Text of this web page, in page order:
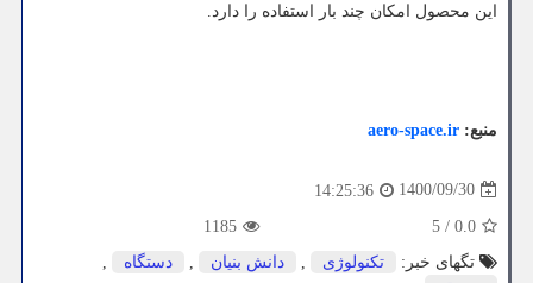
این محصول امکان چند بار استفاده را دارد.
منبع: aero-space.ir
1400/09/30
14:25:36
0.0
/
5
1185
تگهای خبر:
تكنولوژی , دانش بنیان , دستگاه
,